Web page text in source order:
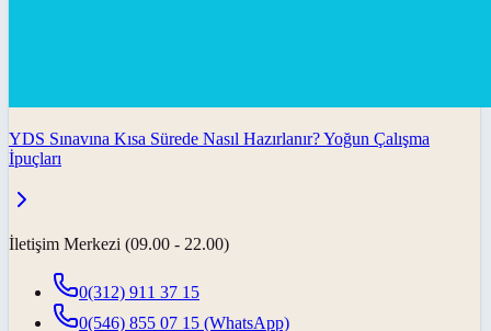
YDS Sınavına Kısa Sürede Nasıl Hazırlanır? Yoğun Çalışma
İpuçları
İletişim Merkezi (09.00 - 22.00)
0(312) 911 37 15
0(546) 855 07 15 (WhatsApp)